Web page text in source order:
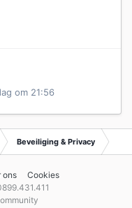
om 21:56
Beveiliging & Privacy
ons
Cookies